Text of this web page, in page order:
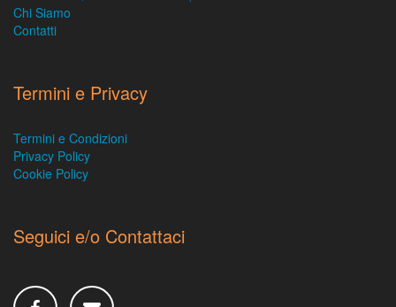
Chi Siamo
Contatti
Termini e Privacy
Termini e Condizioni
Privacy Policy
Cookie Policy
Seguici e/o Contattaci